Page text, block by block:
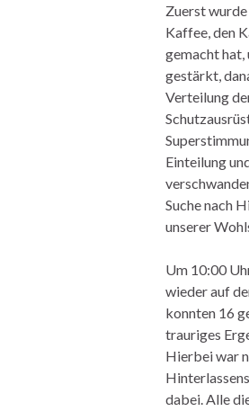
Zuerst
Kaffee, den
gemacht
gestärkt,
Verteilung
Einteilung
Suche nach
unserer
Um 10:00
wieder auf
konnten 16
trauriges
Hierbei war
dabei. Alle